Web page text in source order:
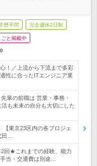
歴不問 完全週休2日制
と掲載中
！／上流から下流まで多彩
性に合ったITエンジニア業
輩の前職は 営業・事務・
も未来の自分も大切にした
【東京23区内の各プロジェ
田…
2回★これまでの経験、能力
当・交通費は別途…